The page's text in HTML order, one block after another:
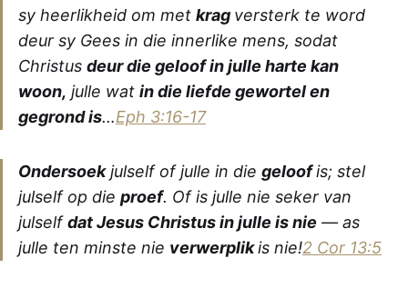
sy heerlikheid om met krag versterk te word
deur sy Gees in die innerlike mens, sodat
Christus deur die geloof in julle harte kan
woon, julle wat in die liefde gewortel en
gegrond is…Eph 3:16-17
Ondersoekjulself of julle in die geloofis; stel
julself op die proef. Of is julle nie seker van
julselfdat Jesus Christus in julle is nie — as
julle ten minste nie verwerplikis nie!2 Cor 13:5